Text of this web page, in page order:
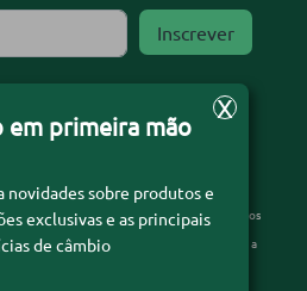
o informativo
conteúdos personalizados e melhorar sua
informações sobre como usamos seus dados
Privacidade. Você pode cancelar a assinatura a
X
em primeira mão
novidades sobre produtos e
exclusivas e as principais
de câmbio